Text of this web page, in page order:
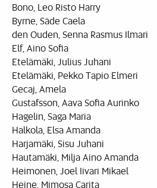
Bono, Leo Risto Harry
Byrne, Säde Caela
den Ouden, Senna Rasmus Ilmari
Elf, Aino Sofia
Etelämäki, Julius Juhani
Etelämäki, Pekko Tapio Elmeri
Gecaj, Amela
Gustafsson, Aava Sofia Aurinko
Hagelin, Saga Maria
Halkola, Elsa Amanda
Harjamäki, Sisu Juhani
Hautamäki, Milja Aino Amanda
Heimonen, Joel Iivari Mikael
Heine, Mimosa Carita